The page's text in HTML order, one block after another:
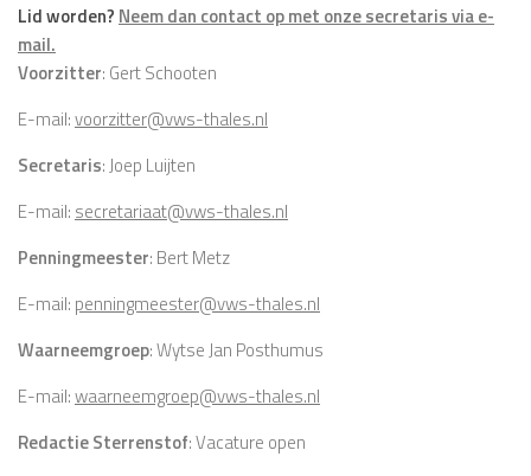
Lid worden? Neem dan contact op met onze secretaris via e-
mail.
Voorzitter: Gert Schooten
E-mail:voorzitter@vws-thales.nl
Secretaris: Joep Luijten
E-mail: secretariaat@vws-thales.nl
Penningmeester: Bert Metz
E-mail: penningmeester@vws-thales.nl
Waarneemgroep: Wytse Jan Posthumus
E-mail:waarneemgroep@vws-thales.nl
Redactie Sterrenstof: Vacature open